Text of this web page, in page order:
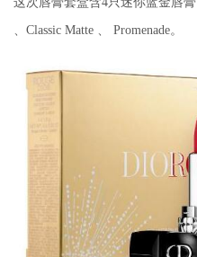
、Classic Matte 、 Promenade。